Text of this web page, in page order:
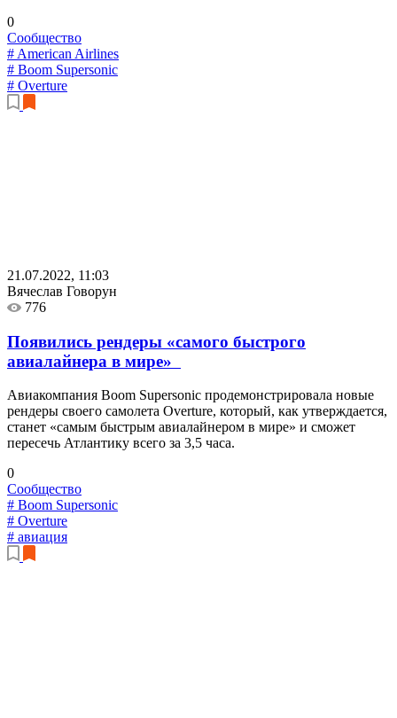
0
Сообщество
# American Airlines
# Boom Supersonic
# Overture
21.07.2022, 11:03
Вячеслав Говорун
776
Появились рендеры «самого быстрого
авиалайнера в мире»
Авиакомпания Boom Supersonic продемонстрировала новые
рендеры своего самолета Overture, который, как утверждается,
станет «самым быстрым авиалайнером в мире» и сможет
пересечь Атлантику всего за 3,5 часа.
0
Сообщество
# Boom Supersonic
# Overture
# авиация